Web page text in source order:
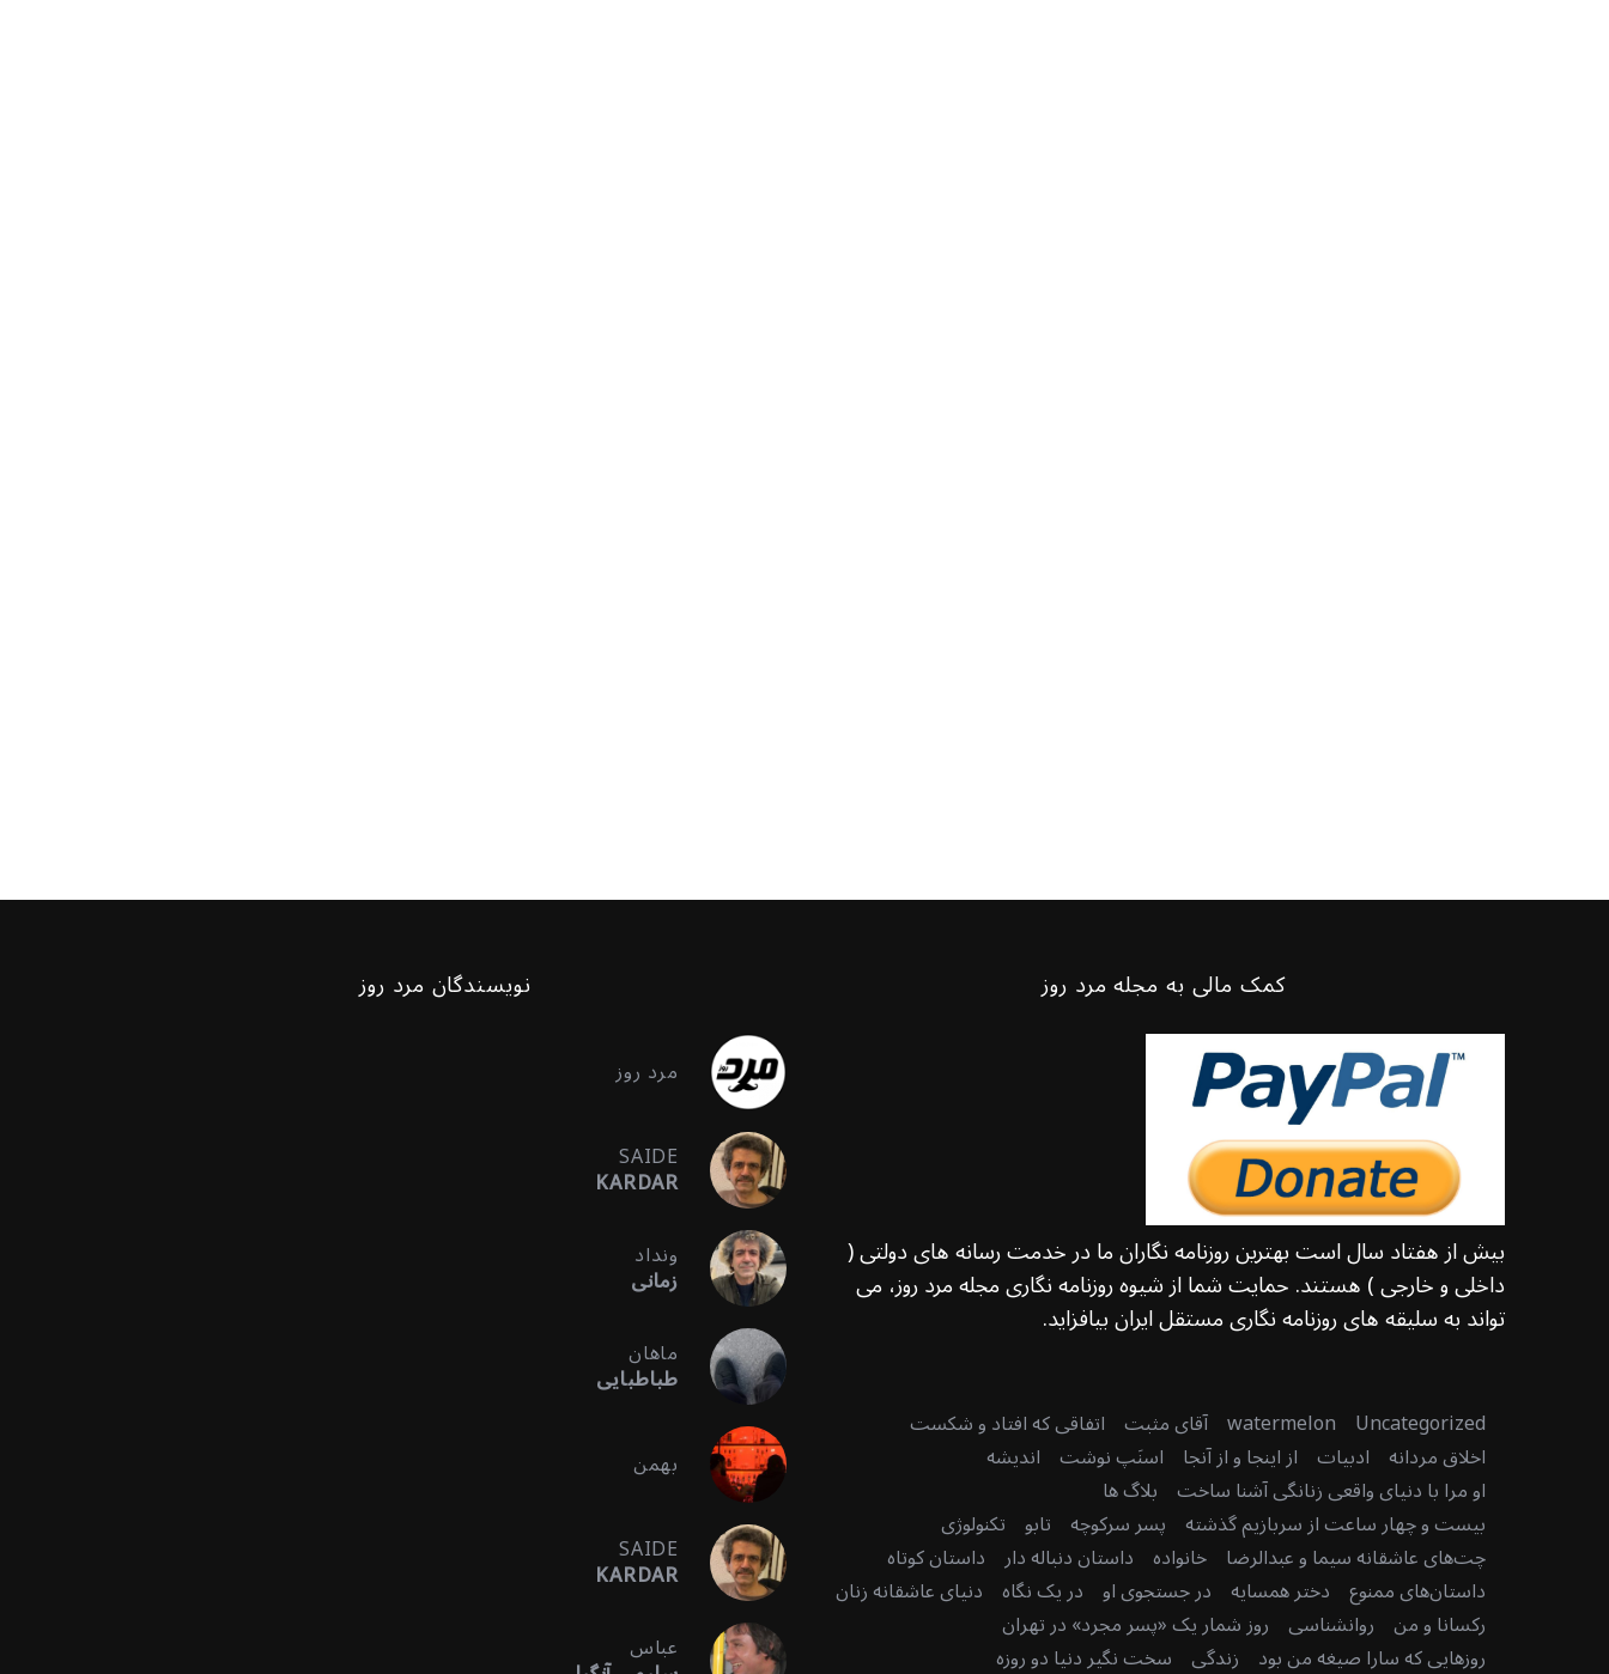
کمک مالی به مجله مرد روز
بیش از هفتاد سال است بهترین روزنامه نگاران ما در خدمت رسانه های دولتی (
داخلی و خارجی ) هستند. حمایت شما از شیوه روزنامه نگاری مجله مرد روز، می
تواند به سلیقه های روزنامه نگاری مستقل ایران بیافزاید.
Uncategorized
watermelon آقای مثبت اتفاقی که افتاد و شکست
اخلاق مردانه ادبیات از اینجا و از آنجا اسنَپ نوشت اندیشه
او مرا با دنیای واقعی زنانگی آشنا ساخت بلاگ ها
بیست و چهار ساعت از سربازیم گذشته پسر سرکوچه تابو تکنولوژی
چت‌های عاشقانه سیما و عبدالرضا خانواده داستان دنباله دار داستان کوتاه
داستان‌های ممنوع دختر همسایه در جستجوی او در یک نگاه دنیای عاشقانه زنان
رکسانا و من روانشناسی روز شمار یک «پسر مجرد» در تهران
روزهایی که سارا صیغه من بود زندگی سخت نگیر دنیا دو روزه
نویسندگان مرد روز
مرد روز
SAIDE
KARDAR
ونداد
زمانی
ماهان
طباطبایی
بهمن
SAIDE
KARDAR
عباس